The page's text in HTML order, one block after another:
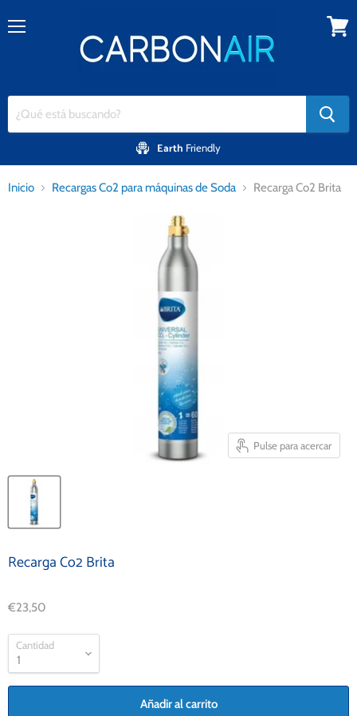
Earth Friendly
Inicio Recargas Co2 para máquinas de Soda Recarga Co2 Brita
Pulse para acercar
Recarga Co2 Brita
€23,50
Cantidad
Añadir al carrito